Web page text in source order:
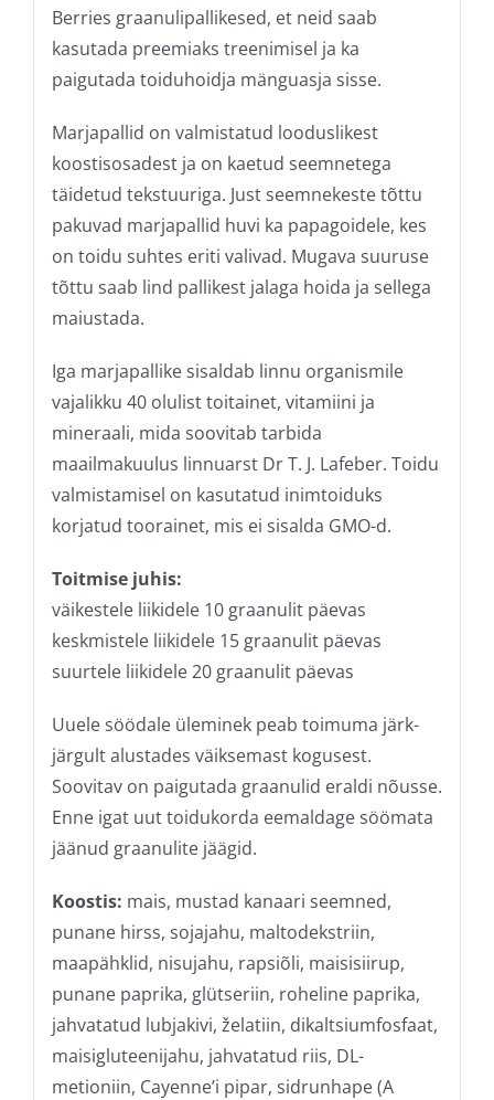
Berries graanulipallikesed, et neid saab
kasutada preemiaks treenimisel ja ka
paigutada toiduhoidja mänguasja sisse.
Marjapallid on valmistatud looduslikest
koostisosadest ja on kaetud seemnetega
täidetud tekstuuriga. Just seemnekeste tõttu
pakuvad marjapallid huvi ka papagoidele, kes
on toidu suhtes eriti valivad. Mugava suuruse
tõttu saab lind pallikest jalaga hoida ja sellega
maiustada.
Iga marjapallike sisaldab linnu organismile
vajalikku 40 olulist toitainet, vitamiini ja
mineraali, mida soovitab tarbida
maailmakuulus linnuarst Dr T. J. Lafeber. Toidu
valmistamisel on kasutatud inimtoiduks
korjatud toorainet, mis ei sisalda GMO-d.
Toitmise juhis:
väikestele liikidele 10 graanulit päevas
keskmistele liikidele 15 graanulit päevas
suurtele liikidele 20 graanulit päevas
Uuele söödale üleminek peab toimuma järk-
järgult alustades väiksemast kogusest.
Soovitav on paigutada graanulid eraldi nõusse.
Enne igat uut toidukorda eemaldage söömata
jäänud graanulite jäägid.
Koostis: mais, mustad kanaari seemned,
punane hirss, sojajahu, maltodekstriin,
maapähklid, nisujahu, rapsiõli, maisisiirup,
punane paprika, glütseriin, roheline paprika,
jahvatatud lubjakivi, želatiin, dikaltsiumfosfaat,
maisigluteenijahu, jahvatatud riis, DL-
metioniin, Cayenne’i pipar, sidrunhape (A